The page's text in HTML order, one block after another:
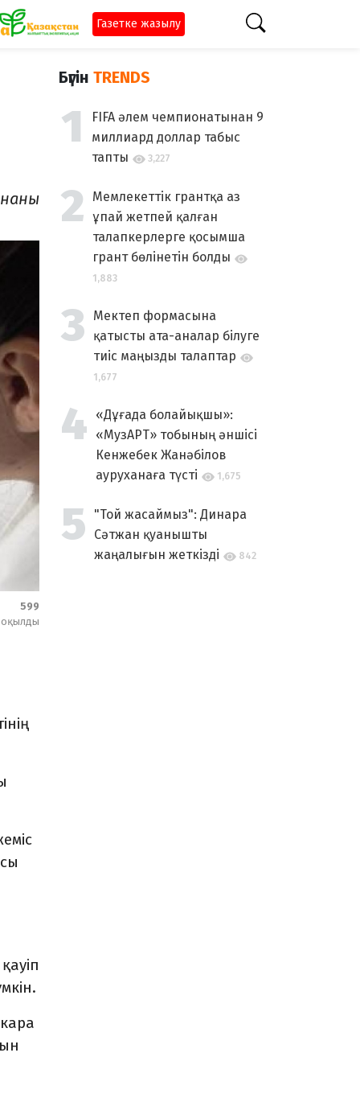
Газетке жазылу
599
оқылды
Бүгін TRENDS
FIFA әлем чемпионатынан 9
миллиард доллар табыс
тапты
3,227
Мемлекеттік грантқа аз
ұпай жетпей қалған
талапкерлерге қосымша
грант бөлінетін болды
1,883
Мектеп формасына
қатысты ата-аналар білуге
тиіс маңызды талаптар
1,677
«Дұғада болайықшы»:
«МузАРТ» тобының әншісі
Кенжебек Жанәбілов
ауруханаға түсті
1,675
"Той жасаймыз": Динара
Сәтжан қуанышты
жаңалығын жеткізді
842